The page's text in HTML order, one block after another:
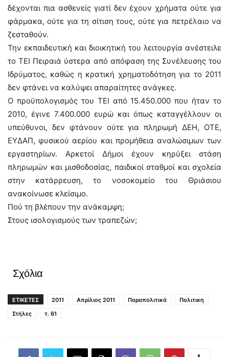
δέχονται πια ασθενείς γιατί δεν έχουν χρήματα ούτε για
φάρμακα, ούτε για τη σίτιση τους, ούτε για πετρέλαιο να
ζεσταθούν.
Την εκπαιδευτική και διοικητική του λειτουργία ανέστειλε
το ΤΕΙ Πειραιά ύστερα από απόφαση της Συνέλευσης του
Ιδρύματος, καθώς η κρατική χρηματοδότηση για το 2011
δεν φτάνει να καλύψει απαραίτητες ανάγκες.
Ο προϋπολογισμός του ΤΕΙ από 15.450.000 που ήταν το
2010, έγινε 7.400.000 ευρώ και όπως καταγγέλλουν οι
υπεύθυνοι, δεν φτάνουν ούτε για πληρωμή ΔΕΗ, ΟΤΕ,
ΕΥΔΑΠ, φυσικού αερίου και προμήθεια αναλώσιμων των
εργαστηρίων. Αρκετοί Δήμοι έχουν κηρύξει στάση
πληρωμών και μισθοδοσίας, παιδικοί σταθμοί και σχολεία
στην κατάρρευση, το νοσοκομείο του Θριάσιου
ανακοίνωσε κλείσιμο.
Πού τη βλέπουν την ανάκαμψη;
Στους ισολογισμούς των τραπεζών;
Σχόλια
ΕΤΙΚΕΤΕΣ 2011 Απρίλιος 2011 Παραπολιτικά
Πολιτικη
Στήλες
τ. 61